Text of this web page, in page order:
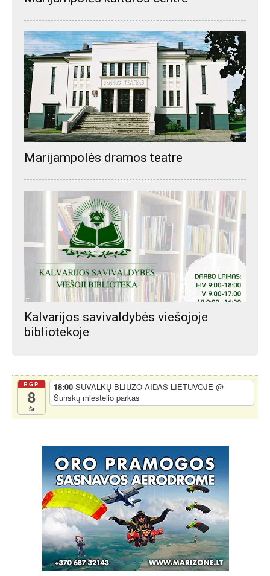
Marijampolės dramos teatre
Kalvarijos savivaldybės viešojoje
bibliotekoje
RGP
8
Št
18:00 SUVALKŲ BLIUZO AIDAS LIETUVOJE @
Šunskų miestelio parkas